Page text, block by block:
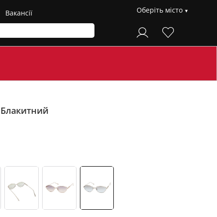
Вакансії Оберіть місто
Блакитний